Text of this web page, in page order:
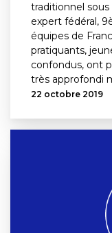
traditionnel
expert fédéral,
équipes de
pratiquants,
confondus, ont
très approfondi
22 octobre 2019